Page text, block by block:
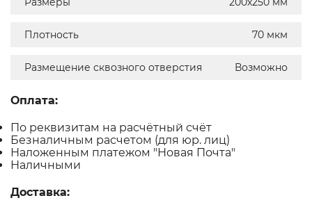
Плотность 70 мкм
Размещение сквозного отверстия Возможно
Оплата:
По реквизитам на расчётный счёт
Безналичным расчетом (для юр. лиц)
Наложенным платежом "Новая Почта"
Наличными
Доставка: